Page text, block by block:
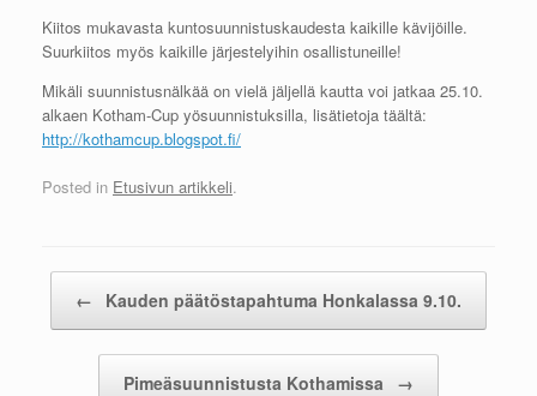
Kiitos mukavasta kuntosuunnistuskaudesta kaikille kävijöille.
Suurkiitos myös kaikille järjestelyihin osallistuneille!
Mikäli suunnistusnälkää on vielä jäljellä kautta voi jatkaa 25.10.
alkaen Kotham-Cup yösuunnistuksilla, lisätietoja täältä:
http://kothamcup.blogspot.fi/
Posted in Etusivun artikkeli.
← Kauden päätöstapahtuma Honkalassa 9.10.
Pimeäsuunnistusta Kothamissa →